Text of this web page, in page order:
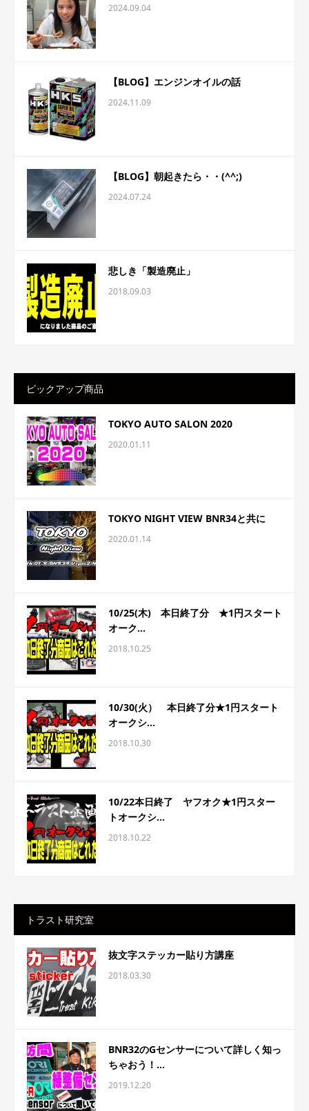
2024.09.04
【BLOG】エンジンオイルの話
2024.11.09
【BLOG】朝起きたら・・(^^;)
2024.07.24
悲しき「製造廃止」
2018.09.03
ピックアップ商品
TOKYO AUTO SALON 2020
2020.01.11
TOKYO NIGHT VIEW BNR34と共に
2020.01.14
10/25(木) 本日終了分 ★1円スタート
オーク...
2018.10.25
10/30(火） 本日終了分★1円スタート
オークシ...
2018.10.30
10/22本日終了 ヤフオク★1円スター
トオークシ...
2018.10.22
トラスト研究室
抜文字ステッカー貼り方講座
2018.03.30
BNR32のGセンサーについて詳しく知っ
ちゃおう！...
2019.12.20